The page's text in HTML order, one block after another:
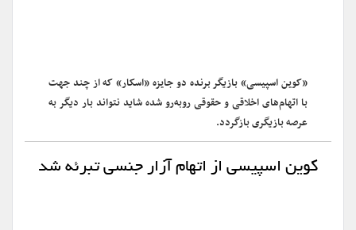
«کوین اسپیسی» بازیگر برنده دو جایزه «اسکار» که از چند جهت
با اتهام‌های اخلاقی و حقوقی روبه‌رو شده شاید نتواند بار دیگر به
عرصه بازیگری بازگردد.
کوین اسپیسی از اتهام آزار جنسی تبرئه شد